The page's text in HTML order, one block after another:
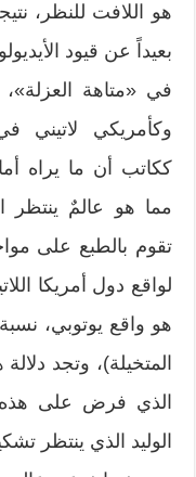
هو اللافت للنظر،
بعيداً عن قيود
في «متاهة
وكأمريكي لاتيني
ككاتب أن ما يراه
مما هو عالمٌ ينتظر
تقوم بالطبع على
لواقع دول أمريكا
هو واقع يوتوبي، نسبة
المتخيلة)، وتجد
الذي فرض على هذه
الوليد الذي ينتظر